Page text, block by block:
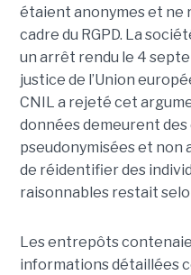
étaient anonymes et ne
cadre du RGPD. La
un arrêt rendu le 4
justice de l’Union
CNIL a rejeté cet
données demeurent
pseudonymisées et non
de réidentifier des
raisonnables restait
Les entrepôts
informations détaillées